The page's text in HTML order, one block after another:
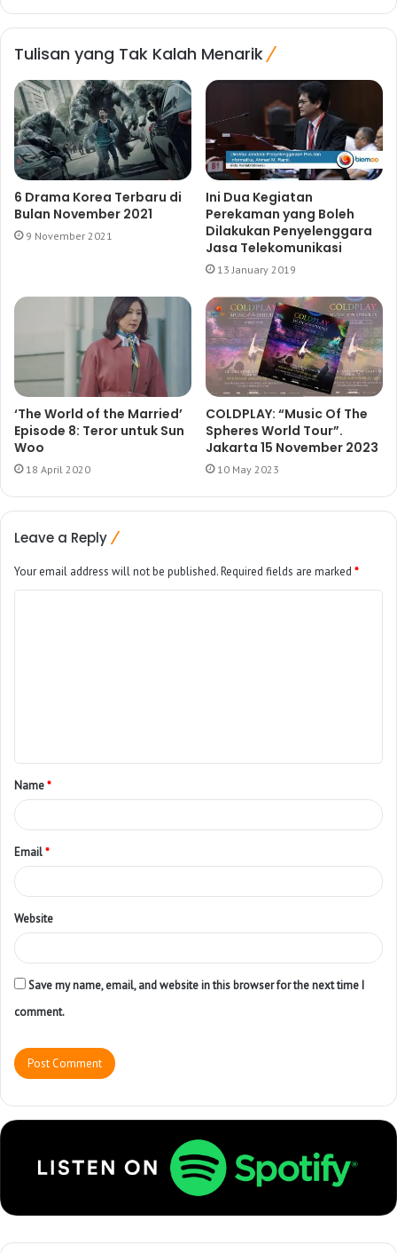
Tulisan yang Tak Kalah Menarik
6 Drama Korea Terbaru di
Bulan November 2021
9 November 2021
Ini Dua Kegiatan
Perekaman yang Boleh
Dilakukan Penyelenggara
Jasa Telekomunikasi
13 January 2019
‘The World of the Married’
Episode 8: Teror untuk Sun
Woo
18 April 2020
COLDPLAY: “Music Of The
Spheres World Tour”.
Jakarta 15 November 2023
10 May 2023
Leave a Reply
Your email address will not be published.Required fields are marked *
Name*
Email*
Website
Save my name, email, and website in this browser for the next time I
comment.